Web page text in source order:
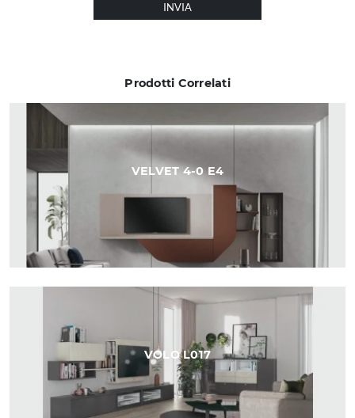
Prodotti Correlati
VELVET 4-0 E4
VOLO L017
INVIA